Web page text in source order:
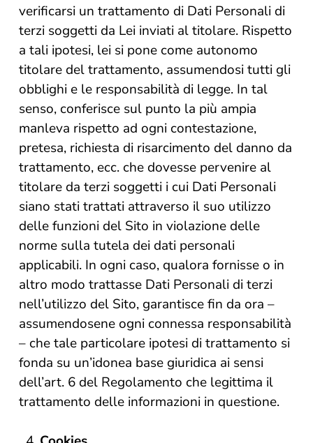
verificarsi un trattamento di Dati Personali di
terzi soggetti da Lei inviati al titolare. Rispetto
a tali ipotesi, lei si pone come autonomo
titolare del trattamento, assumendosi tutti gli
obblighi e le responsabilità di legge. In tal
senso, conferisce sul punto la più ampia
manleva rispetto ad ogni contestazione,
pretesa, richiesta di risarcimento del danno da
trattamento, ecc. che dovesse pervenire al
titolare da terzi soggetti i cui Dati Personali
siano stati trattati attraverso il suo utilizzo
delle funzioni del Sito in violazione delle
norme sulla tutela dei dati personali
applicabili. In ogni caso, qualora fornisse o in
altro modo trattasse Dati Personali di terzi
nell’utilizzo del Sito, garantisce fin da ora –
assumendosene ogni connessa responsabilità
– che tale particolare ipotesi di trattamento si
fonda su un’idonea base giuridica ai sensi
dell’art. 6 del Regolamento che legittima il
trattamento delle informazioni in questione.